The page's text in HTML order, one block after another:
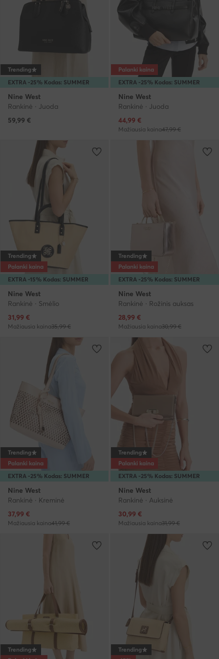
EXTRA -25% Kodas: SUMMER
Trending
Nine West
Rankinė · Juoda
59,99 €
EXTRA -25% Kodas: SUMMER
Palanki kaina
Nine West
Rankinė · Juoda
Dabartinė kaina
44,99 €
Mažiausia kaina47,99 €
EXTRA -15% Kodas: SUMMER
Trending
Palanki kaina
Nine West
Rankinė · Smėlio
Dabartinė kaina
31,99 €
Mažiausia kaina35,99 €
EXTRA -25% Kodas: SUMMER
Trending
Palanki kaina
Nine West
Rankinė · Rožinis auksas
Dabartinė kaina
28,99 €
Mažiausia kaina30,99 €
EXTRA -25% Kodas: SUMMER
Trending
Palanki kaina
Nine West
Rankinė · Kreminė
Dabartinė kaina
37,99 €
Mažiausia kaina41,99 €
EXTRA -25% Kodas: SUMMER
Trending
Palanki kaina
Nine West
Rankinė · Auksinė
Dabartinė kaina
30,99 €
Mažiausia kaina31,99 €
Trending
Trending